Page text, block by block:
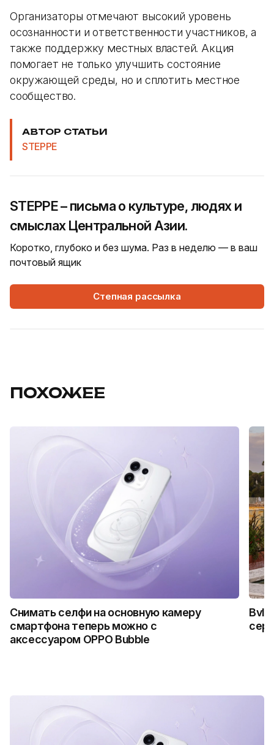
Организаторы отмечают высокий уровень
осознанности и ответственности участников, а
также поддержку местных властей. Акция
помогает не только улучшить состояние
окружающей среды, но и сплотить местное
сообщество.
АВТОР СТАТЬИ
STEPPE
STEPPE – письма о культуре, людях и
смыслах Центральной Азии.
Коротко, глубоко и без шума. Раз в неделю — в ваш
почтовый ящик
Степная рассылка
ПОХОЖЕЕ
Снимать селфи на основную камеру
смартфона теперь можно с
аксессуаром OPPO Bubble